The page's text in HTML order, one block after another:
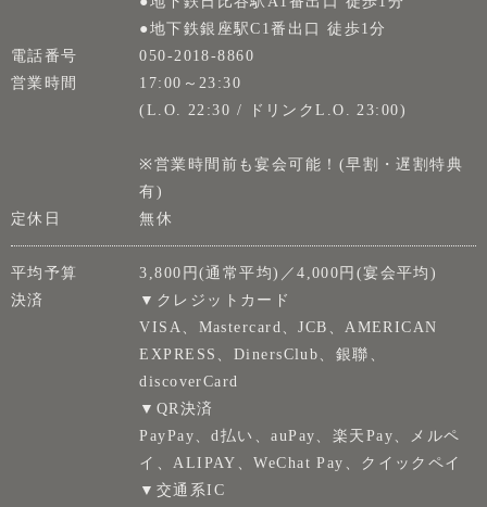
●地下鉄銀座駅C1番出口 徒歩1分
電話番号
050-2018-8860
営業時間
17:00～23:30
(L.O. 22:30 / ドリンクL.O. 23:00)
※営業時間前も宴会可能！(早割・遅割特典
有)
定休日
無休
平均予算
3,800円(通常平均)／4,000円(宴会平均)
決済
▼クレジットカード
VISA、Mastercard、JCB、AMERICAN
EXPRESS、DinersClub、銀聯、
discoverCard
▼QR決済
PayPay、d払い、auPay、楽天Pay、メルペ
イ、ALIPAY、WeChat Pay、クイックペイ
▼交通系IC